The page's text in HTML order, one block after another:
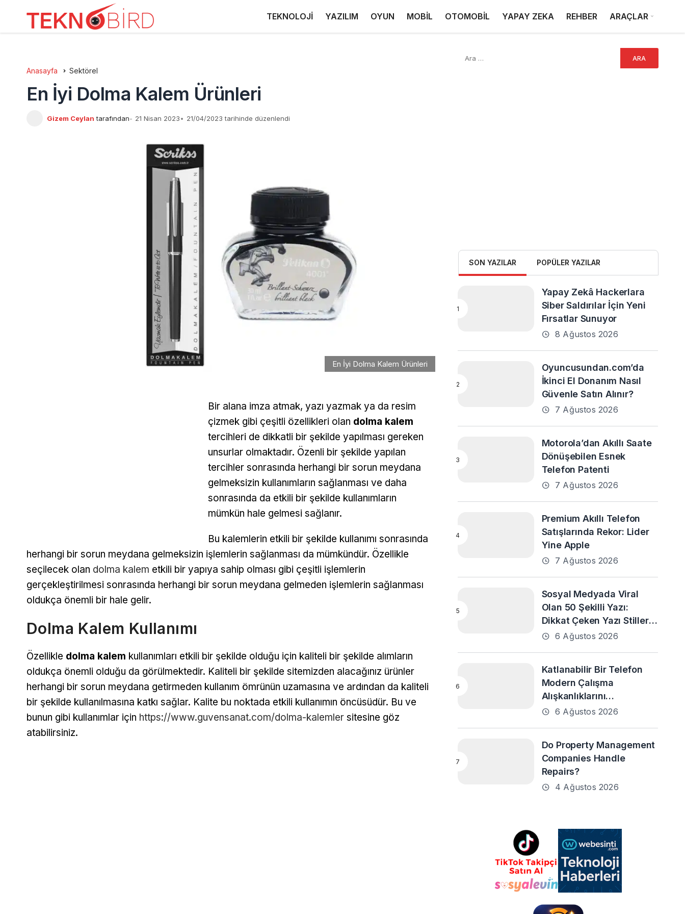
TEKNOLOJİ YAZILIM OYUN MOBİL OTOMOBİL YAPAY ZEKA REHBER ARAÇLAR
Anasayfa Sektörel
En İyi Dolma Kalem Ürünleri
Gizem Ceylan tarafından 21 Nisan 2023 21/04/2023 tarihinde düzenlendi
En İyi Dolma Kalem Ürünleri
Bir alana imza atmak, yazı yazmak ya da resim
çizmek gibi çeşitli özellikleri olan dolma kalem
tercihleri de dikkatli bir şekilde yapılması gereken
unsurlar olmaktadır. Özenli bir şekilde yapılan
tercihler sonrasında herhangi bir sorun meydana
gelmeksizin kullanımların sağlanması ve daha
sonrasında da etkili bir şekilde kullanımların
mümkün hale gelmesi sağlanır.
Bu kalemlerin etkili bir şekilde kullanımı sonrasında
herhangi bir sorun meydana gelmeksizin işlemlerin sağlanması da mümkündür. Özellikle
seçilecek olan dolma kalem etkili bir yapıya sahip olması gibi çeşitli işlemlerin
gerçekleştirilmesi sonrasında herhangi bir sorun meydana gelmeden işlemlerin sağlanması
oldukça önemli bir hale gelir.
Dolma Kalem Kullanımı
Özellikle dolma kalem kullanımları etkili bir şekilde olduğu için kaliteli bir şekilde alımların
oldukça önemli olduğu da görülmektedir. Kaliteli bir şekilde sitemizden alacağınız ürünler
herhangi bir sorun meydana getirmeden kullanım ömrünün uzamasına ve ardından da kaliteli
bir şekilde kullanılmasına katkı sağlar. Kalite bu noktada etkili kullanımın öncüsüdür. Bu ve
bunun gibi kullanımlar için https://www.guvensanat.com/dolma-kalemler sitesine göz
atabilirsiniz.
SON YAZILAR POPÜLER YAZILAR
Yapay Zekâ Hackerlara
Siber Saldırılar İçin Yeni
Fırsatlar Sunuyor
8 Ağustos 2026
Oyuncusundan.com’da
İkinci El Donanım Nasıl
Güvenle Satın Alınır?
7 Ağustos 2026
Motorola’dan Akıllı Saate
Dönüşebilen Esnek
Telefon Patenti
7 Ağustos 2026
Premium Akıllı Telefon
Satışlarında Rekor: Lider
Yine Apple
7 Ağustos 2026
Sosyal Medyada Viral
Olan 50 Şekilli Yazı:
Dikkat Çeken Yazı Stilleri
ve En Popüler Örnekler
6 Ağustos 2026
Katlanabilir Bir Telefon
Modern Çalışma
Alışkanlıklarını
Destekleyebilir mi?
6 Ağustos 2026
Do Property Management
Companies Handle
Repairs?
4 Ağustos 2026